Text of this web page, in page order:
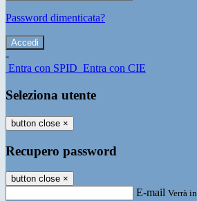
Password dimenticata?
-
Entra con SPID Entra con CIE
Seleziona utente
button close ×
Recupero password
button close ×
E-mail Verrà